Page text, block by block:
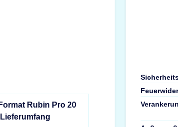
Rubin Pro 20